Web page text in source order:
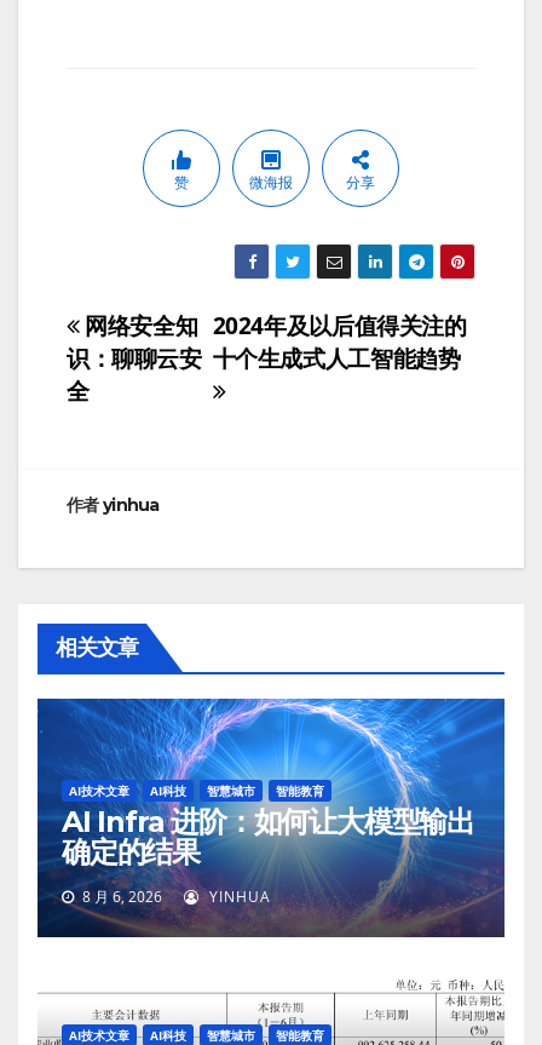
赞 微海报 分享
文
章
航
2024年及以后值得关注的
十个生成式人工智能趋势
网络安全知
识：聊聊云安
全
作者yinhua
相关文章
AI技术文章 AI科技 智慧城市 智能教育
AI Infra 进阶：如何让大模型输出
确定的结果
8 月 6, 2026 YINHUA
AI技术文章 AI科技 智慧城市 智能教育